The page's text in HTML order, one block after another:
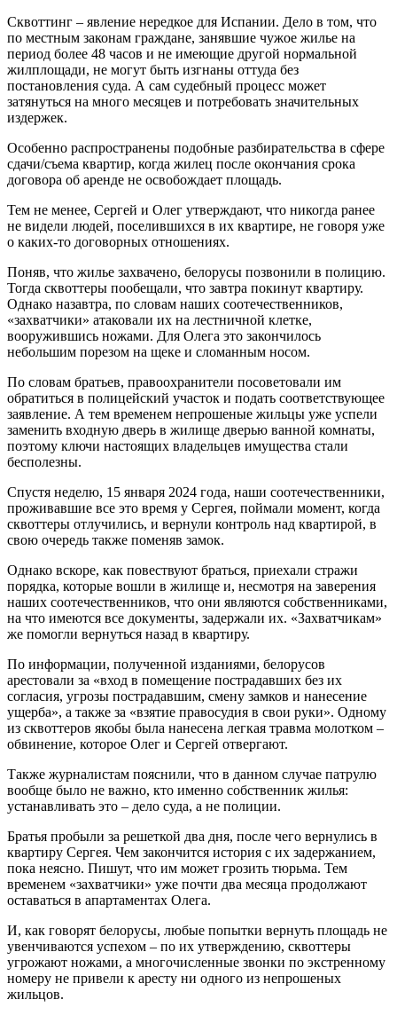
Сквоттинг – явление нередкое для Испании. Дело в том, что
по местным законам граждане, занявшие чужое жилье на
период более 48 часов и не имеющие другой нормальной
жилплощади, не могут быть изгнаны оттуда без
постановления суда. А сам судебный процесс может
затянуться на много месяцев и потребовать значительных
издержек.
Особенно распространены подобные разбирательства в сфере
сдачи/съема квартир, когда жилец после окончания срока
договора об аренде не освобождает площадь.
Тем не менее, Сергей и Олег утверждают, что никогда ранее
не видели людей, поселившихся в их квартире, не говоря уже
о каких-то договорных отношениях.
Поняв, что жилье захвачено, белорусы позвонили в полицию.
Тогда сквоттеры пообещали, что завтра покинут квартиру.
Однако назавтра, по словам наших соотечественников,
«захватчики» атаковали их на лестничной клетке,
вооружившись ножами. Для Олега это закончилось
небольшим порезом на щеке и сломанным носом.
По словам братьев, правоохранители посоветовали им
обратиться в полицейский участок и подать соответствующее
заявление. А тем временем непрошеные жильцы уже успели
заменить входную дверь в жилище дверью ванной комнаты,
поэтому ключи настоящих владельцев имущества стали
бесполезны.
Спустя неделю, 15 января 2024 года, наши соотечественники,
проживавшие все это время у Сергея, поймали момент, когда
сквоттеры отлучились, и вернули контроль над квартирой, в
свою очередь также поменяв замок.
Однако вскоре, как повествуют браться, приехали стражи
порядка, которые вошли в жилище и, несмотря на заверения
наших соотечественников, что они являются собственниками,
на что имеются все документы, задержали их. «Захватчикам»
же помогли вернуться назад в квартиру.
По информации, полученной изданиями, белорусов
арестовали за «вход в помещение пострадавших без их
согласия, угрозы пострадавшим, смену замков и нанесение
ущерба», а также за «взятие правосудия в свои руки». Одному
из сквоттеров якобы была нанесена легкая травма молотком –
обвинение, которое Олег и Сергей отвергают.
Также журналистам пояснили, что в данном случае патрулю
вообще было не важно, кто именно собственник жилья:
устанавливать это – дело суда, а не полиции.
Братья пробыли за решеткой два дня, после чего вернулись в
квартиру Сергея. Чем закончится история с их задержанием,
пока неясно. Пишут, что им может грозить тюрьма. Тем
временем «захватчики» уже почти два месяца продолжают
оставаться в апартаментах Олега.
И, как говорят белорусы, любые попытки вернуть площадь не
увенчиваются успехом – по их утверждению, сквоттеры
угрожают ножами, а многочисленные звонки по экстренному
номеру не привели к аресту ни одного из непрошеных
жильцов.